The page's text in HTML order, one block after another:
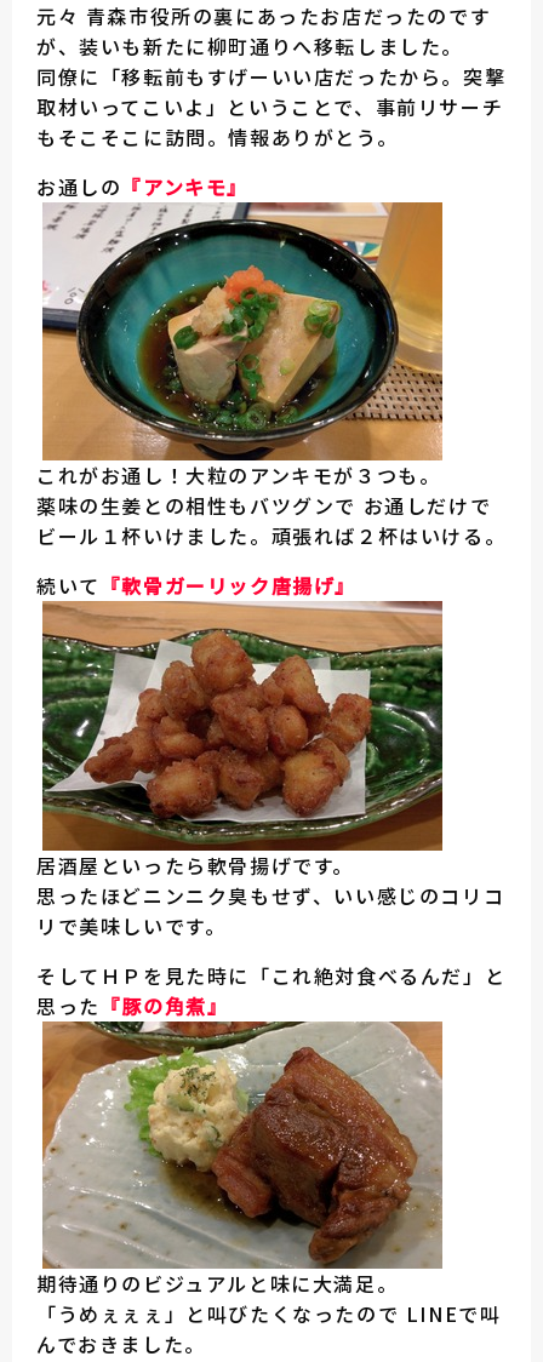
元々 青森市役所の裏にあったお店だったのです
が、装いも新たに柳町通りへ移転しました。
同僚に「移転前もすげーいい店だったから。突撃
取材いってこいよ」ということで、事前リサーチ
もそこそこに訪問。情報ありがとう。
お通しの 『アンキモ』
これがお通し！大粒のアンキモが３つも。
薬味の生姜との相性もバツグンで お通しだけで
ビール１杯いけました。頑張れば２杯はいける。
続いて 『軟骨ガーリック唐揚げ』
居酒屋といったら軟骨揚げです。
思ったほどニンニク臭もせず、いい感じのコリコ
リで美味しいです。
そしてＨＰを見た時に「これ絶対食べるんだ」と
思った 『豚の角煮』
期待通りのビジュアルと味に大満足。
「うめぇぇぇ」と叫びたくなったので LINEで叫
んでおきました。